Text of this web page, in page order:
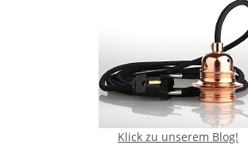
Klick zu unserem Blog!